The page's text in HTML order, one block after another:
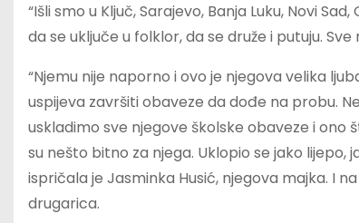
“Išli smo u Ključ, Sarajevo, Banja Luku, Novi
da se uključe u folklor, da se druže i putuju.
“Njemu nije naporno i ovo je njegova velika
uspijeva završiti obaveze da dođe na probu.
uskladimo sve njegove školske obaveze i
su nešto bitno za njega. Uklopio se jako
ispričala je Jasminka Husić, njegova majka. I
drugarica.